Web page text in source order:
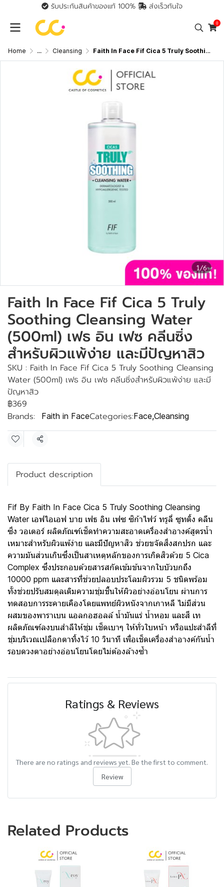
รับประกันสินค้าของแท้ 100% ส่งเร็วทันใจ
0
Home ... Cleansing Faith In Face Fif Cica 5 Truly Soothing Cleansing Water (500ml) เฟธ อิน เฟซ คลีนซิ่งสำหรับผิวแพ้ง่าย และมีปัญหาสิว
1/6
Faith In Face Fif Cica 5 Truly
Soothing Cleansing Water
(500ml) เฟธ อิน เฟซ คลีนซิ่ง
สำหรับผิวแพ้ง่าย และมีปัญหาสิว
SKU : Faith In Face Fif Cica 5 Truly Soothing Cleansing
Water (500ml) เฟธ อิน เฟซ คลีนซิ่งสำหรับผิวแพ้ง่าย และมี
ปัญหาสิว
฿369
Brands:
Faith in FaceCategories:Face,Cleansing
Share
Product description
Fif By Faith In Face Cica 5 Truly Soothing Cleansing
Water เอฟไอเอฟ บาย เฟธ อิน เฟซ ซิก้าไฟว์ ทรูลี่ ซูทติ้ง คลีน
ซิ่ง วอเตอร์ ผลิตภัณฑ์เช็ดทำความสะอาดเครื่องสำอางค์สูตรน้ำ
เหมาะสำหรับผิวแพ้ง่าย และมีปัญหาสิว ช่วยขจัดสิ่งสกปรก และ
ความมันส่วนเกินซึ่งเป็นสาเหตุหลักของการเกิดสิวด้วย 5 Cica
Complex ซึ่งประกอบด้วยสารสกัดเข้มข้นจากใบบัวบกถึง
10000 ppm และสารที่ช่วยปลอบประโลมผิวรวม 5 ชนิดพร้อม
ทั้งช่วยปรับสมดุลเติมความชุ่มชื้นให้ผิวอย่างอ่อนโยน ผ่านการ
ทดสอบการระคายเคืองโดยแพทย์ผิวหนังจากเกาหลี ไม่มีส่วน
ผสมของพาราเบน แอลกอฮอลล์ น้ำมันแร่ น้ำหอม และสี เท
ผลิตภัณฑ์ลงบนสำลีให้ชุ่ม เช็ดเบาๆ ให้ทั่วใบหน้า หรือแปะสำลีที่
ชุ่มบริเวณเปลือกตาทิ้งไว้ 10 วินาที เพื่อเช็ดเครื่องสำอางค์กันน้ำ
รอบดวงตาอย่างอ่อนโยนโดยไม่ต้องล้างซ้ำ
Ratings & Reviews
There are no ratings and reviews yet. Be the first to comment.
Review
Related Products